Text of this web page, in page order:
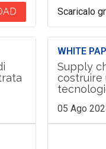
Scaricalo
WHITE
Supply
costruire
05 Ago